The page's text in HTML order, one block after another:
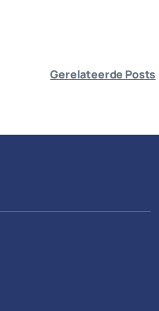
Gerelateerde Posts